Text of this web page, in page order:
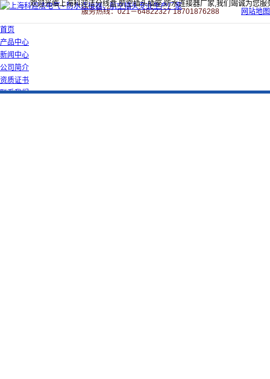
欢迎光临上海科迎法分线盒,航空插头插座,防水连接器厂家,我们竭诚为您服
服务热线：021－64822327 18701876288
网站地图
首页
产品中心
新闻中心
公司简介
资质证书
联系我们